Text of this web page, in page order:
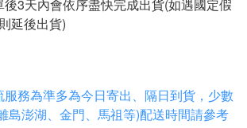
3天內會依序盡快完成出貨(如遇國定假
延後出貨)
服務為準多為今日寄出、隔日到貨，少數
島澎湖、金門、馬祖等)配送時間請參考